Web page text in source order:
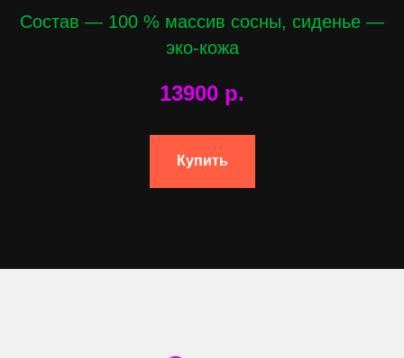
Состав — 100 % массив сосны, сиденье —
эко-кожа
13900 р.
Купить